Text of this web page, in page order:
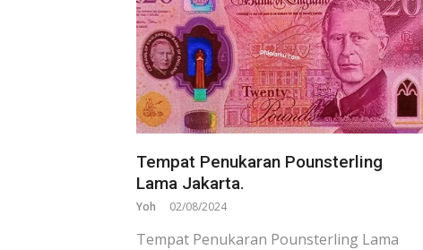
Tempat Penukaran Pounsterling
Lama Jakarta.
Yoh 02/08/2024
Tempat Penukaran Pounsterling Lama